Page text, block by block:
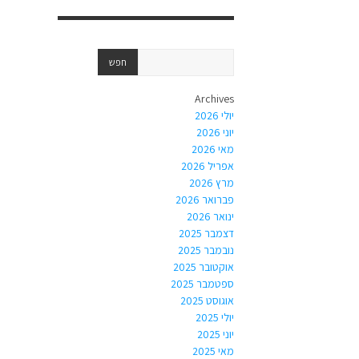
Archives
יולי 2026
יוני 2026
מאי 2026
אפריל 2026
מרץ 2026
פברואר 2026
ינואר 2026
דצמבר 2025
נובמבר 2025
אוקטובר 2025
ספטמבר 2025
אוגוסט 2025
יולי 2025
יוני 2025
מאי 2025